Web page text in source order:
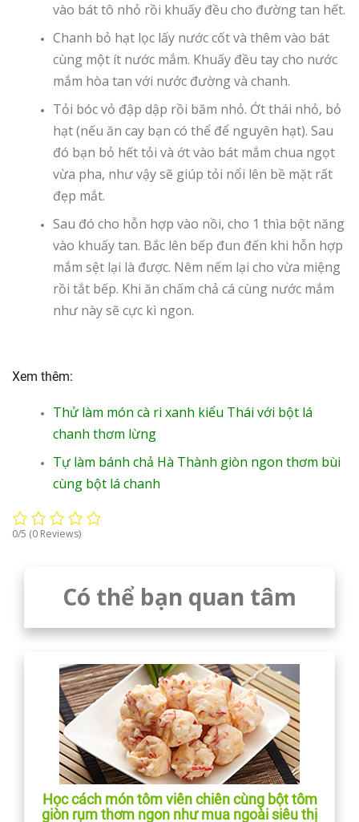
vào bát tô nhỏ rồi khuấy đều cho đường tan hết.
Chanh bỏ hạt lọc lấy nước cốt và thêm vào bát
cùng một ít nước mắm. Khuấy đều tay cho nước
mắm hòa tan với nước đường và chanh.
Tỏi bóc vỏ đập dập rồi băm nhỏ. Ớt thái nhỏ, bỏ
hạt (nếu ăn cay bạn có thể để nguyên hạt). Sau
đó bạn bỏ hết tỏi và ớt vào bát mắm chua ngọt
vừa pha, như vậy sẽ giúp tỏi nổi lên bề mặt rất
đẹp mắt.
Sau đó cho hỗn hợp vào nồi, cho 1 thìa bột năng
vào khuấy tan. Bắc lên bếp đun đến khi hỗn hợp
mắm sệt lại là được. Nêm nếm lại cho vừa miệng
rồi tắt bếp. Khi ăn chấm chả cá cùng nước mắm
như này sẽ cực kì ngon.
Xem thêm:
Thử làm món cà ri xanh kiểu Thái với bột lá
chanh thơm lừng
Tự làm bánh chả Hà Thành giòn ngon thơm bùi
cùng bột lá chanh
0/5 (0 Reviews)
Có thể bạn quan tâm
Học cách món tôm viên chiên cùng bột tôm
giòn rụm thơm ngon như mua ngoài siêu thị